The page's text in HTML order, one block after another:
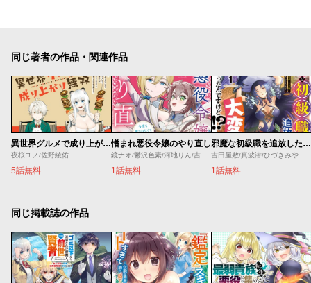
同じ著者の作品・関連作品
異世界グルメで成り上がり無双～山に追放されたので、のんびりキャンプを楽しんでいたらいつの間にか強くなっていて、王侯貴族や実力者たちが俺を放っておいてくれません。一方、俺を追放した貴族たちは破滅が始まる～
夜桜ユノ/佐野綾佑
5話無料
憎まれ悪役令嬢のやり直し
1話無料
邪魔な初級職を追放したら、大変なことになっちゃったんですけど！？～追放された初級職【アイテム師】が自分の居場所を見つけるまで外伝
吉田屋敷/真波潜/ひづきみや
1話無料
同じ掲載誌の作品